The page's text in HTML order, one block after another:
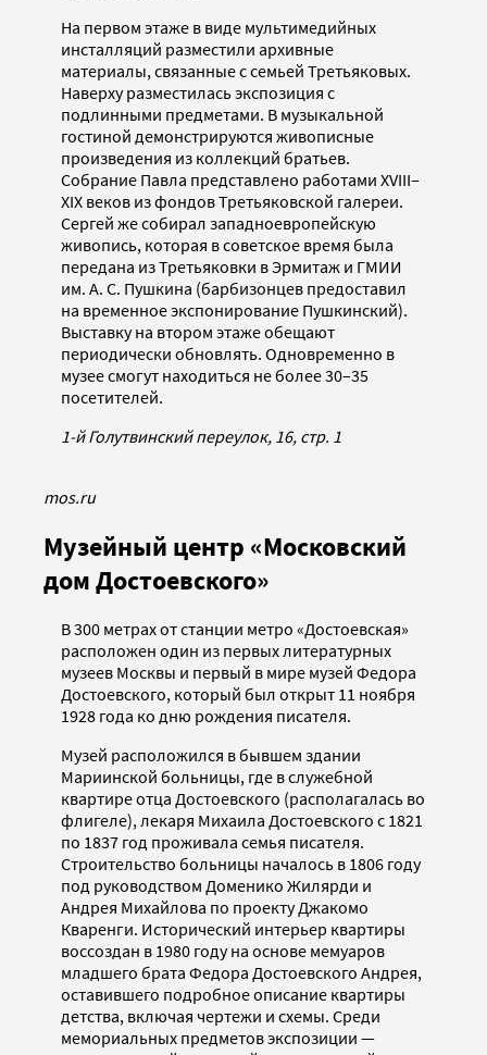
На первом этаже в виде мультимедийных
инсталляций разместили архивные
материалы, связанные с семьей Третьяковых.
Наверху разместилась экспозиция с
подлинными предметами. В музыкальной
гостиной демонстрируются живописные
произведения из коллекций братьев.
Собрание Павла представлено работами XVIII–
XIX веков из фондов Третьяковской галереи.
Сергей же собирал западноевропейскую
живопись, которая в советское время была
передана из Третьяковки в Эрмитаж и ГМИИ
им. А. С. Пушкина (барбизонцев предоставил
на временное экспонирование Пушкинский).
Выставку на втором этаже обещают
периодически обновлять. Одновременно в
музее смогут находиться не более 30–35
посетителей.
1-й Голутвинский переулок, 16, стр. 1
mos.ru
Музейный центр «Московский
дом Достоевского»
В 300 метрах от станции метро «Достоевская»
расположен один из первых литературных
музеев Москвы и первый в мире музей Федора
Достоевского, который был открыт 11 ноября
1928 года ко дню рождения писателя.
Музей расположился в бывшем здании
Мариинской больницы, где в служебной
квартире отца Достоевского (располагалась во
флигеле), лекаря Михаила Достоевского с 1821
по 1837 год проживала семья писателя.
Строительство больницы началось в 1806 году
под руководством Доменико Жилярди и
Андрея Михайлова по проекту Джакомо
Кваренги. Исторический интерьер квартиры
воссоздан в 1980 году на основе мемуаров
младшего брата Федора Достоевского Андрея,
оставившего подробное описание квартиры
детства, включая чертежи и схемы. Среди
мемориальных предметов экспозиции —